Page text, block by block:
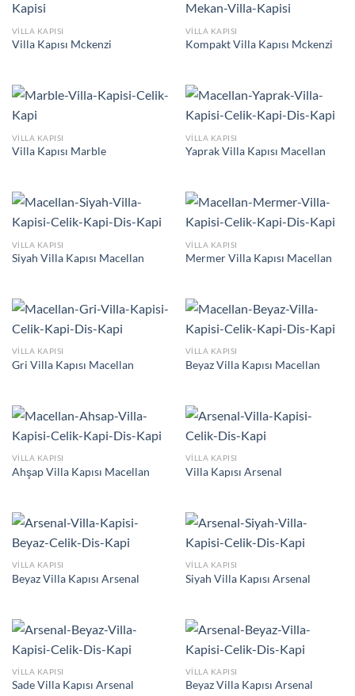
VILLA KAPISI
Villa Kapısı Mckenzi
VILLA KAPISI
Kompakt Villa Kapısı Mckenzi
VILLA KAPISI
Villa Kapısı Marble
VILLA KAPISI
Yaprak Villa Kapısı Macellan
VILLA KAPISI
Siyah Villa Kapısı Macellan
VILLA KAPISI
Mermer Villa Kapısı Macellan
VILLA KAPISI
Gri Villa Kapısı Macellan
VILLA KAPISI
Beyaz Villa Kapısı Macellan
VILLA KAPISI
Ahşap Villa Kapısı Macellan
VILLA KAPISI
Villa Kapısı Arsenal
VILLA KAPISI
Beyaz Villa Kapısı Arsenal
VILLA KAPISI
Siyah Villa Kapısı Arsenal
VILLA KAPISI
Sade Villa Kapısı Arsenal
VILLA KAPISI
Beyaz Villa Kapısı Arsenal